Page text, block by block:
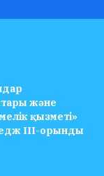
және
қызметі»
ІІІ-орынды